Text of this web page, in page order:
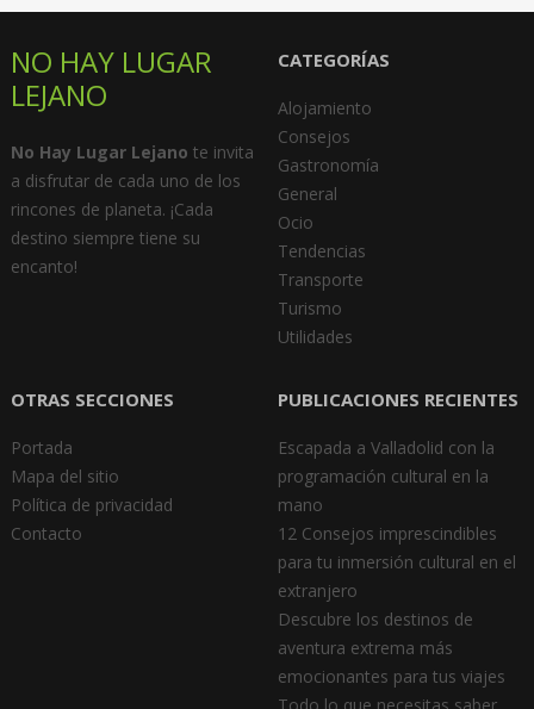
NO HAY LUGAR
LEJANO
No Hay Lugar Lejano te invita
a disfrutar de cada uno de los
rincones de planeta. ¡Cada
destino siempre tiene su
encanto!
CATEGORÍAS
Alojamiento
Consejos
Gastronomía
General
Ocio
Tendencias
Transporte
Turismo
Utilidades
OTRAS SECCIONES
Portada
Mapa del sitio
Política de privacidad
Contacto
PUBLICACIONES RECIENTES
Escapada a Valladolid con la
programación cultural en la
mano
12 Consejos imprescindibles
para tu inmersión cultural en el
extranjero
Descubre los destinos de
aventura extrema más
emocionantes para tus viajes
Todo lo que necesitas saber